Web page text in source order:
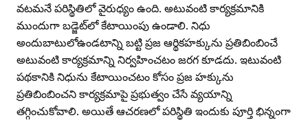
వటమనే పరిస్థితిలో వైరుధ్యం ఉంది. అటువంటి కార్యక్రమానికి
ముందుగా బడ్జెట్‌లో కేటాయింపు ఉండాలి. నిధు
అందుబాటులోఉండటాన్ని బట్టి ప్రజ ఆర్థికహక్కును ప్రతిబింబించే
అటువంటి కార్యక్రమాన్ని నిర్వహించటం జరగ కూడదు. ఇటువంటి
పథకానికి నిధును కేటాయించటం కోసం ప్రజ హక్కును
ప్రతిబింబించని కార్యక్రమాపై ప్రభుత్వం చేసే వ్యయాన్ని
తగ్గించుకోవాలి. అయితే ఆచరణలో పరిస్థితి ఇందుకు పూర్తి భిన్నంగా